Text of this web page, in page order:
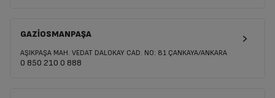
GAZİOSMANPAŞA
AŞIKPAŞA MAH. VEDAT DALOKAY CAD. NO: 81 ÇANKAYA/ANKARA
0 850 210 0 888